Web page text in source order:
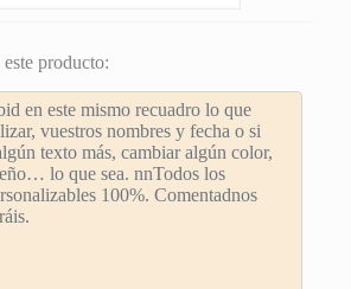
0,80€
hasta
0,95€
producto: